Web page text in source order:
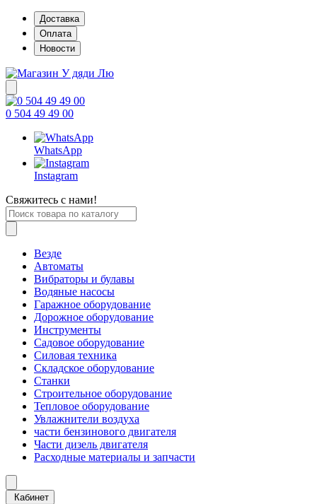
Доставка
Оплата
Новости
0 504 49 49 00
WhatsApp
Instagram
Свяжитесь с нами!
Везде
Автоматы
Вибраторы и булавы
Водяные насосы
Гаражное оборудование
Дорожное оборудование
Инструменты
Садовое оборудование
Силовая техника
Складское оборудование
Станки
Строительное оборудование
Тепловое оборудование
Увлажнители воздуха
части бензинового двигателя
Части дизель двигателя
Расходные материалы и запчасти
Кабинет